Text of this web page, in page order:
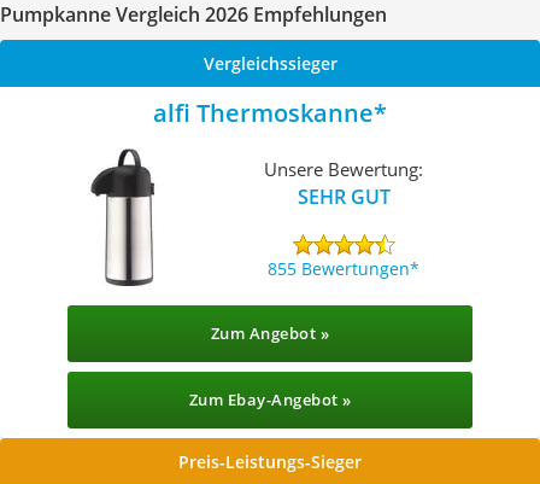
Pumpkanne Vergleich 2026 Empfehlungen
Vergleichssieger
alfi Thermoskanne
Unsere Bewertung:
SEHR GUT
855 Bewertungen
Zum Angebot »
Zum Ebay-Angebot »
Preis-Leistungs-Sieger